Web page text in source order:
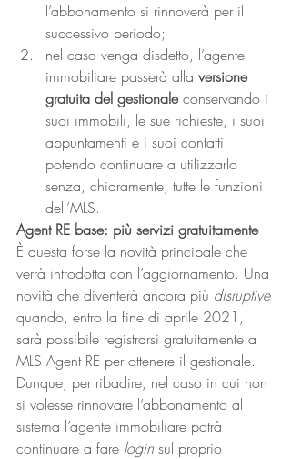
l’abbonamento si rinnoverà per il
successivo periodo;
nel caso venga disdetto, l’agente
immobiliare passerà alla versione
gratuita del gestionale conservando i
suoi immobili, le sue richieste, i suoi
appuntamenti e i suoi contatti
potendo continuare a utilizzarlo
senza, chiaramente, tutte le funzioni
dell’MLS.
Agent RE base: più servizi gratuitamente
È questa forse la novità principale che
verrà introdotta con l’aggiornamento. Una
novità che diventerà ancora più disruptive
quando, entro la fine di aprile 2021,
sarà possibile registrarsi gratuitamente a
MLS Agent RE per ottenere il gestionale.
Dunque, per ribadire, nel caso in cui non
si volesse rinnovare l’abbonamento al
sistema l’agente immobiliare potrà
continuare a fare login sul proprio